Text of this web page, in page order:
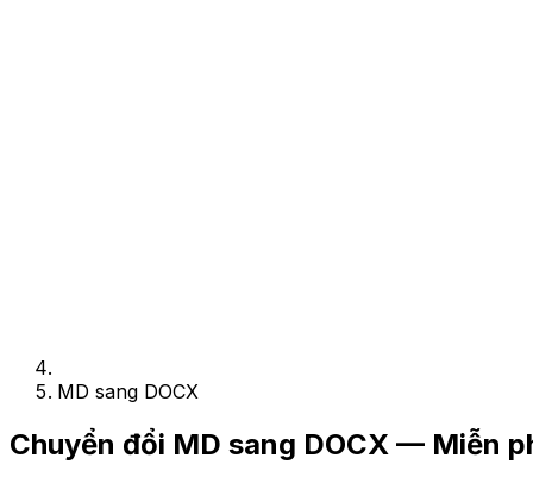
MD sang DOCX
Chuyển đổi MD sang DOCX — Miễn